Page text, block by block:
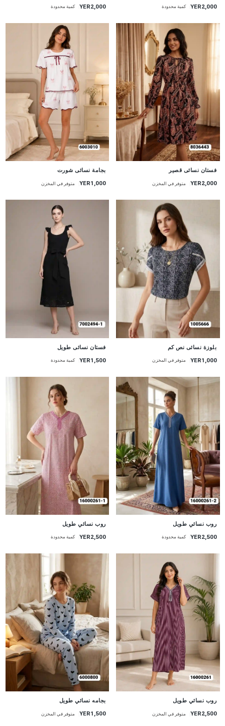
YER2,000 كمية محدودة YER2,000 كمية محدودة
فستان نسائى قصير
YER2,000 متوفر في المخزن
بجامة نسائى شورت
YER1,000 متوفر في المخزن
بلوزة نسائى نص كم
YER1,000 متوفر في المخزن
فستان نسائى طويل
YER1,500 كمية محدودة
روب نسائي طويل
YER2,500 كمية محدودة
روب نسائي طويل
YER2,500 كمية محدودة
روب نسائي طويل
YER2,500 متوفر في المخزن
جديد
بجامه نسائي طويل
YER1,500 متوفر في المخزن